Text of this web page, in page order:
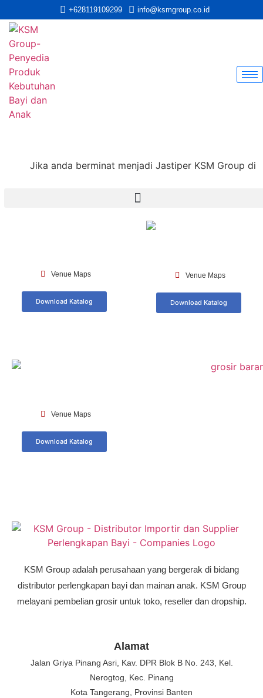
+628119109299 info@ksmgroup.co.id
Jika anda berminat menjadi Jastiper KSM Group di
Venue Maps
Download Katalog
Venue Maps
Download Katalog
Venue Maps
Download Katalog
KSM Group adalah perusahaan yang bergerak di bidang
distributor perlengkapan bayi dan mainan anak. KSM Group
melayani pembelian grosir untuk toko, reseller dan dropship.
Alamat
Jalan Griya Pinang Asri, Kav. DPR Blok B No. 243, Kel.
Nerogtog, Kec. Pinang
Kota Tangerang, Provinsi Banten